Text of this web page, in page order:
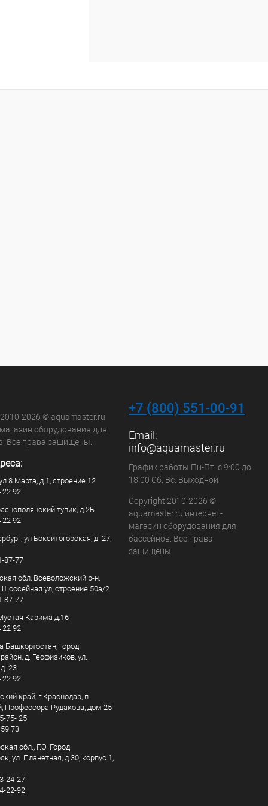
2026 © aquamaster.ru
оборудования для
Все права защищены.
Марта, д.1, строение 12
22 92
тупик, д.2Б
22 92
ул Бокситогорская, д. 27,
87-77
обл, Всеволожский р-н,
Шоссейная ул, строение 50а/2
87-77
Карима д.16
22 92
Башкортостан, город
д. Геофизиков, ул.
23
22 92
край, г Краснодар, п
Профессора Рудакова, дом 25
75- 25
73
обл., Г.О. Город
ул. Планетная, д.30, корпус 1,
24-27
22-92
+7 (800) 551-00-91
Email:
info@aquamaster.ru
График работы Пн-Пт: с 9:00 до
18:00 Сб, Вс: Выходной
Copyright 2010-2026 ©
aquamaster.ru интернет-
магазин оборудования для
бассейнов. Все права
защищены.